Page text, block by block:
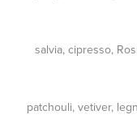
salvia, cipresso,
patchouli, vetiver,